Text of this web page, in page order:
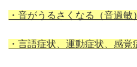
・音がうるさくなる（音過敏）
・言語症状、運動症状、感覚